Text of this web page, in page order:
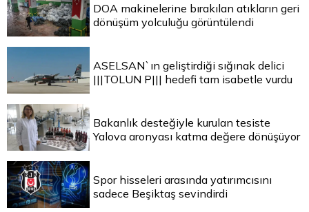
DOA makinelerine bırakılan atıkların geri
dönüşüm yolculuğu görüntülendi
ASELSAN`ın geliştirdiği sığınak delici
|||TOLUN P||| hedefi tam isabetle vurdu
Bakanlık desteğiyle kurulan tesiste
Yalova aronyası katma değere dönüşüyor
Spor hisseleri arasında yatırımcısını
sadece Beşiktaş sevindirdi